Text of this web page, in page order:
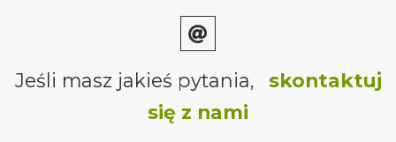
Jeśli masz jakieś pytania,
skontaktuj
się z nami